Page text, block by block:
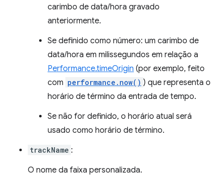
carimbo de data/hora gravado
anteriormente.
Se definido como número: um carimbo de
data/hora em milissegundos em relação a
Performance.timeOrigin (por exemplo, feito
com performance.now() ) que representa o
horário de término da entrada de tempo.
Se não for definido, o horário atual será
usado como horário de término.
trackName :
O nome da faixa personalizada.